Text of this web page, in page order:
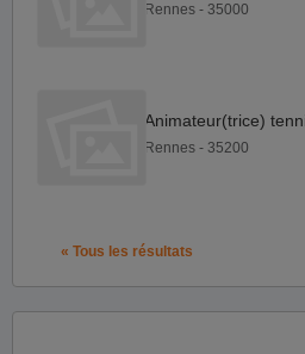
Rennes - 35000
Rennes - 35200
« Tous les résultats